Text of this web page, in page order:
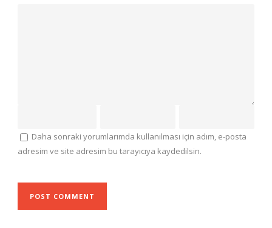
Daha sonraki yorumlarımda kullanılması için adım, e-posta
adresim ve site adresim bu tarayıcıya kaydedilsin.